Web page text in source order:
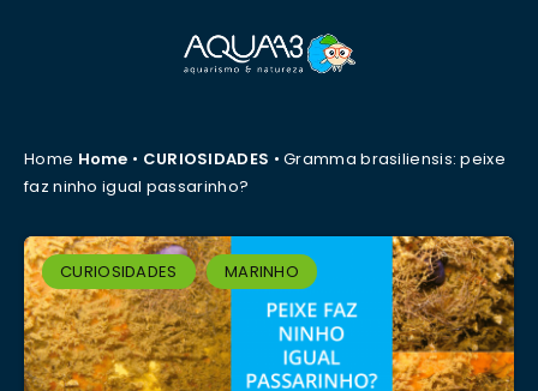
Home Home • CURIOSIDADES •Gramma brasiliensis: peixe
faz ninho igual passarinho?
CURIOSIDADES MARINHO